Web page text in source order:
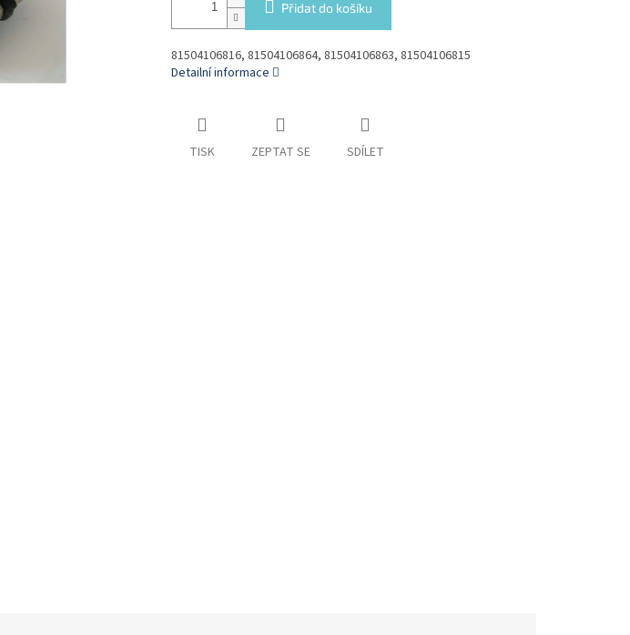
Přidat do košíku
81504106816, 81504106864, 81504106863, 81504106815
Detailní informace
TISK ZEPTAT SE SDÍLET